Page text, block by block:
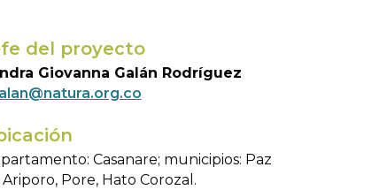
del proyecto
Giovanna Galán Rodríguez
Casanare; municipios: Paz
Pore, Hato Corozal.